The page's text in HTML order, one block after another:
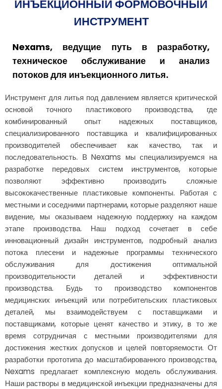
ИНЪЕКЦИОННЫЙ ФОРМОВОЧНЫЙ
ИНСТРУМЕНТ
Nexams, ведущие путь в разработку,
техническое обслуживание и анализ
потоков для инъекционного литья.
Инструмент для литья под давлением является критической
основой точного пластикового производства, где
комбинированный опыт надежных поставщиков,
специализированного поставщика и квалифицированных
производителей обеспечивает как качество, так и
последовательность. В Nexams мы специализируемся на
разработке передовых систем инструментов, которые
позволяют эффективно производить сложные
высококачественные пластиковые компоненты. Работая с
местными и соседними партнерами, которые разделяют наше
видение, мы оказываем надежную поддержку на каждом
этапе производства. Наш подход сочетает в себе
инновационный дизайн инструментов, подробный анализ
потока плесени и надежные программы технического
обслуживания для достижения оптимальной
производительности деталей и эффективности
производства. Будь то производство компонентов
медицинских инъекций или потребительских пластиковых
деталей, мы взаимодействуем с поставщиками и
поставщиками, которые ценят качество и этику, в то же
время сотрудничая с местными производителями для
достижения жестких допусков и целей повторяемости. От
разработки прототипа до масштабированного производства,
Nexams предлагает комплексную модель обслуживания.
Наши растворы в медицинской инъекции предназначены для